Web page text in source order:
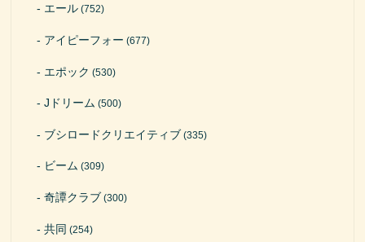
エール (752)
アイピーフォー (677)
エポック (530)
Jドリーム (500)
ブシロードクリエイティブ (335)
ビーム (309)
奇譚クラブ (300)
共同 (254)